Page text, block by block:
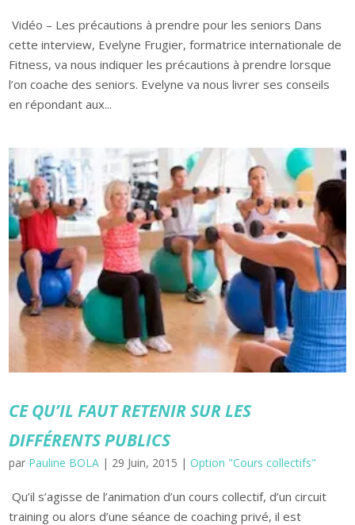
Vidéo – Les précautions à prendre pour les seniors Dans
cette interview, Evelyne Frugier, formatrice internationale de
Fitness, va nous indiquer les précautions à prendre lorsque
l’on coache des seniors. Evelyne va nous livrer ses conseils
en répondant aux...
CE QU’IL FAUT RETENIR SUR LES
DIFFÉRENTS PUBLICS
par Pauline BOLA | 29 Juin, 2015 |Option "Cours collectifs"
Qu’il s’agisse de l’animation d’un cours collectif, d’un circuit
training ou alors d’une séance de coaching privé, il est